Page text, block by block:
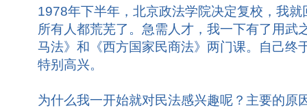
1978年下半年，北京政法学院决定复校，我就
所有人都荒芜了。急需人才，我一下有了用武
马法》和《西方国家民商法》两门课。自己终
特别高兴。
为什么我一开始就对民法感兴趣呢？主要的原